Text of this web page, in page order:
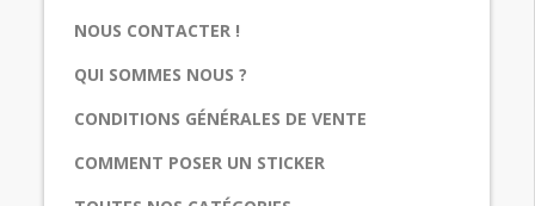
NOUS CONTACTER !
QUI SOMMES NOUS ?
CONDITIONS GÉNÉRALES DE VENTE
COMMENT POSER UN STICKER